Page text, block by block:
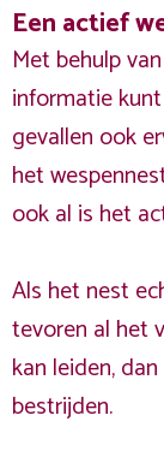
Een actief
Met behulp
informatie
gevallen ook
het
ook al is het
Als het nest
tevoren al het
kan leiden,
bestrijden.